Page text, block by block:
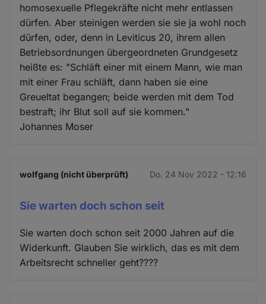
homosexuelle Pflegekräfte nicht mehr entlassen
dürfen. Aber steinigen werden sie sie ja wohl noch
dürfen, oder, denn in Leviticus 20, ihrem allen
Betriebsordnungen übergeordneten Grundgesetz
heißte es: "Schläft einer mit einem Mann, wie man
mit einer Frau schläft, dann haben sie eine
Greueltat begangen; beide werden mit dem Tod
bestraft; ihr Blut soll auf sie kommen."
Johannes Moser
wolfgang (nicht überprüft) Do. 24 Nov 2022 - 12:16
Sie warten doch schon seit
Sie warten doch schon seit 2000 Jahren auf die
Widerkunft. Glauben Sie wirklich, das es mit dem
Arbeitsrecht schneller geht????
Cookies